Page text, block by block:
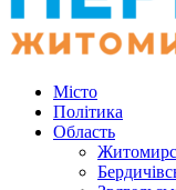
Місто
Політика
Область